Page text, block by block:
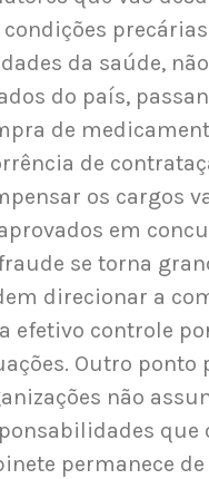
condições
da saúde,
do país,
de
de
os cargos
em
se torna
direcionar a
efetivo controle
Outro ponto
não
que
permanece